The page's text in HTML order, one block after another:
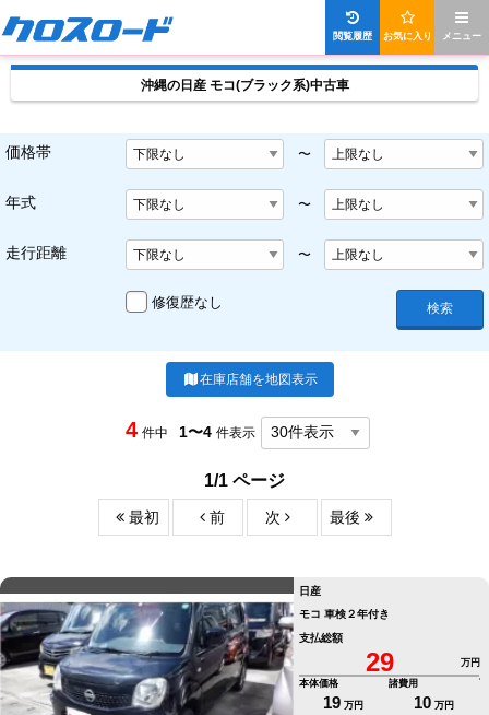
メニュー
お気に入り
閲覧履歴
沖縄の日産 モコ(ブラック系)中古車
価格帯 〜
年式 〜
走行距離 〜
修復歴なし 検索
在庫店舗を地図表示
4 件中 1〜4 件表示
1/1 ページ
最初 前 次 最後
日産
モコ 車検２年付き
支払総額
29
万円
本体価格
19 万円
諸費用
10 万円